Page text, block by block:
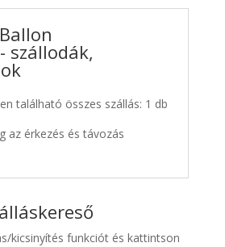
szállodák,
található összes szállás: 1 db
az érkezés és távozás
kicsinyítés funkciót és kattintson